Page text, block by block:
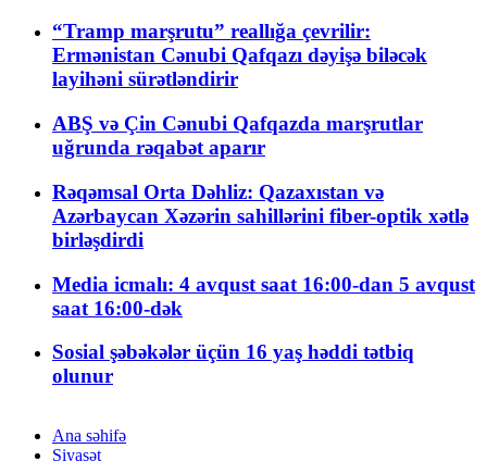
“Tramp marşrutu” reallığa çevrilir:
Ermənistan Cənubi Qafqazı dəyişə biləcək
layihəni sürətləndirir
ABŞ və Çin Cənubi Qafqazda marşrutlar
uğrunda rəqabət aparır
Rəqəmsal Orta Dəhliz: Qazaxıstan və
Azərbaycan Xəzərin sahillərini fiber-optik xətlə
birləşdirdi
Media icmalı: 4 avqust saat 16:00-dan 5 avqust
saat 16:00-dək
Sosial şəbəkələr üçün 16 yaş həddi tətbiq
olunur
Ana səhifə
Siyasət